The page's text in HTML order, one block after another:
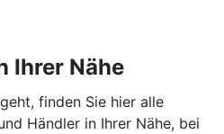
Ihrer Nähe
finden Sie hier alle
Händler in Ihrer Nähe, bei